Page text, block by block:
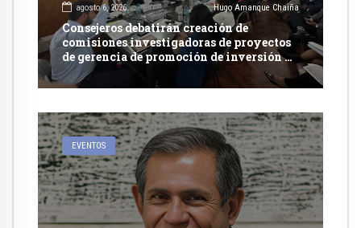
agosto 6, 2026 Hugo Amanque Chaiña
Consejeros debatirán creación de
comisiones investigadoras de proyectos
de gerencia de promoción de inversión y
carretera en Caylloma
EVENTOS